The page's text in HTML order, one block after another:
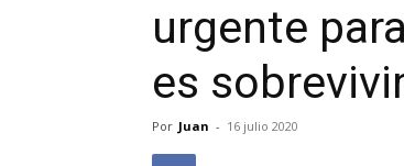
urgente
es
Por Juan - 16 julio 2020